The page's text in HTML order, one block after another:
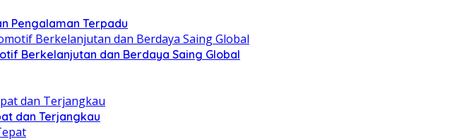
Pengalaman Terpadu
Berkelanjutan dan Berdaya Saing Global
dan Terjangkau